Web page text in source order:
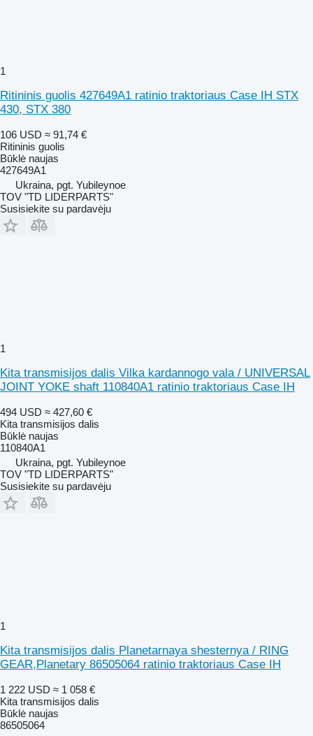
1
Ritininis guolis 427649A1 ratinio traktoriaus Case IH STX
430, STX 380
106 USD ≈ 91,74 €
Ritininis guolis
Būklė naujas
427649A1
Ukraina, pgt. Yubileynoe
TOV "TD LIDERPARTS"
Susisiekite su pardavėju
1
Kita transmisijos dalis Vilka kardannogo vala / UNIVERSAL
JOINT YOKE shaft 110840A1 ratinio traktoriaus Case IH
494 USD ≈ 427,60 €
Kita transmisijos dalis
Būklė naujas
110840A1
Ukraina, pgt. Yubileynoe
TOV "TD LIDERPARTS"
Susisiekite su pardavėju
1
Kita transmisijos dalis Planetarnaya shesternya / RING
GEAR,Planetary 86505064 ratinio traktoriaus Case IH
1 222 USD ≈ 1 058 €
Kita transmisijos dalis
Būklė naujas
86505064